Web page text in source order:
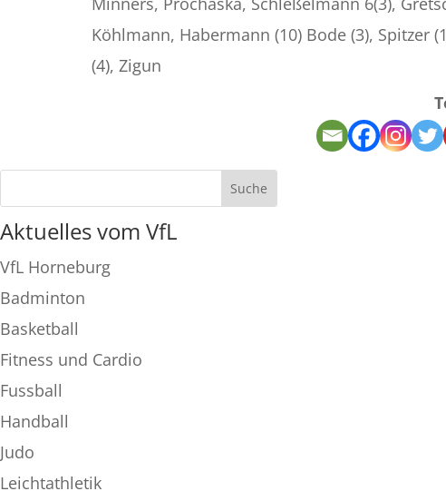
Köhlmann, Habermann (10) Bode (3), Spitzer
(4), Zigun
Aktuelles vom VfL
VfL Horneburg
Badminton
Basketball
Fitness und Cardio
Fussball
Handball
Judo
Leichtathletik